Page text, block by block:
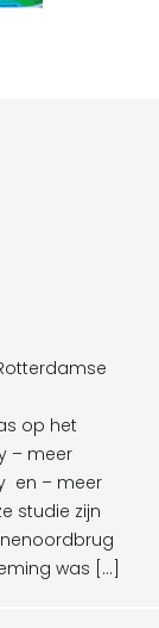
op het
– meer
en – meer
studie zijn
was […]